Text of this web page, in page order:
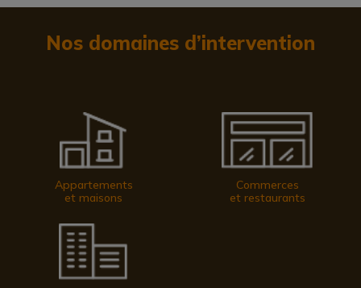
Nos domaines d’intervention
Appartements
et maisons
Commerces
et restaurants